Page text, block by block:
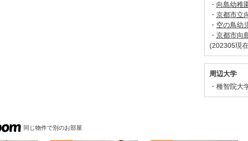
・ 向島幼稚
・ 京都市立
・ 空の鳥幼
・ 京都市向
(202305現
周辺大学
種智院大
同じ物件で別のお部屋